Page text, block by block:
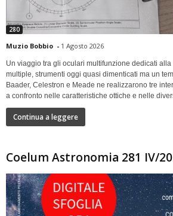
280
Muzio Bobbio - 1 Agosto 2026
Un viaggio tra gli oculari multifunzione dedicati
multiple, strumenti oggi quasi dimenticati ma un
Baader, Celestron e Meade ne realizzarono tre
a confronto nelle caratteristiche ottiche e nelle
Continua a leggere
Coelum Astronomia 281 IV/